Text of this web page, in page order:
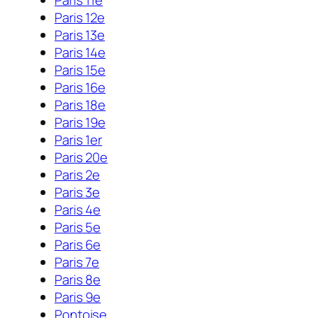
Paris 12e
Paris 13e
Paris 14e
Paris 15e
Paris 16e
Paris 18e
Paris 19e
Paris 1er
Paris 20e
Paris 2e
Paris 3e
Paris 4e
Paris 5e
Paris 6e
Paris 7e
Paris 8e
Paris 9e